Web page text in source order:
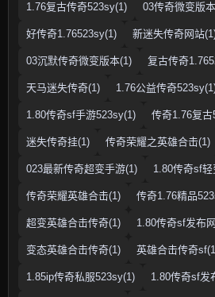
1.76复古传奇523sy(1) 03传奇微变版
好传奇1.76523sy(1) 新迷失传奇网站
03沉默传奇微变版本(1) 复古传奇
天马迷失传奇(1) 1.76公益传奇
1.80传奇sf手游523sy(1) 传奇1.76复
迷失传奇挂(1) 传奇荣耀之英雄合击(1)
023最新传奇超变手游(1) 1.80传奇sf
传奇荣耀英雄合击(1) 传奇1.76精品
超变英雄合击传奇(1) 1.80传奇sf发布
变态英雄合击传奇(1) 英雄合击传奇
1.85ip传奇私服523sy(1) 1.80传奇sf发